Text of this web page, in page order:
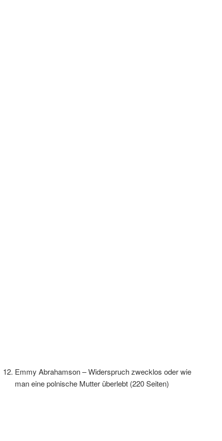
Emmy Abrahamson – Widerspruch zwecklos oder wie
man eine polnische Mutter überlebt (220 Seiten)